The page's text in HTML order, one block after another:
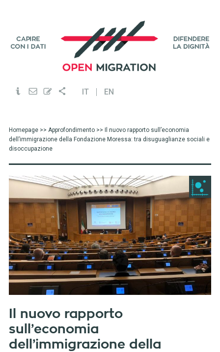
IT EN
Homepage>> Approfondimento>> Il nuovo rapporto sull’economia
dell’immigrazione della Fondazione Moressa: tra disuguaglianze sociali e
disoccupazione
Il nuovo rapporto
sull’economia
dell’immigrazione della